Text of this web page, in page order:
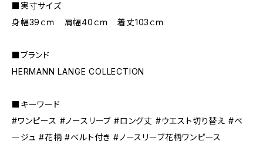
■実寸サイズ
身幅39ｃｍ 肩幅40ｃｍ 着丈103ｃｍ
■ブランド
HERMANN LANGE COLLECTION
■キーワード
#ワンピース #ノースリーブ #ロング丈 #ウエスト切り替え #ベ
ージュ #花柄 #ベルト付き #ノースリーブ花柄ワンピース